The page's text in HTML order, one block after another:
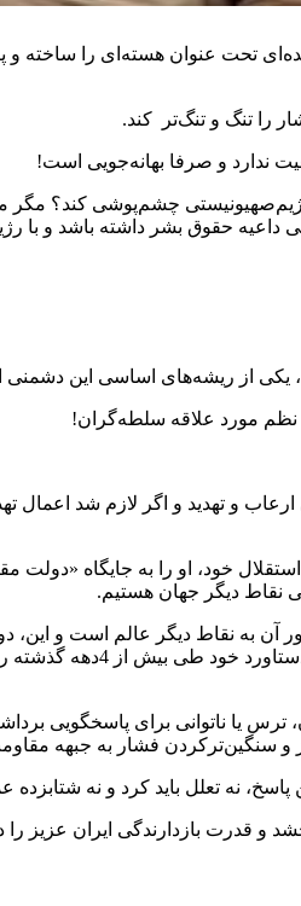
تحت عنوان هسته‌ای را ساخته و
را تنگ و تنگ‌تر کند.
ندارد و صرفا بهانه‌جویی است!
چشم‌پوشی کند؟
داعیه حقوق بشر داشته باشد و با
یکی از ریشه‌های اساسی این
نظم مورد علاقه سلطه‌گران!
و تهدید و اگر لازم شد اعمال
خود، او را به جایگاه «دولت
نقاط دیگر جهان هستیم.
آن به نقاط دیگر عالم است و این،
است. حال اگر این دولت مقاومت به هر دلیلی پا پس بکشد
یا ناتوانی برای پاسخگویی
سنگین‌ترکردن فشار به جبهه
نه تعلل باید کرد و نه شتابزده
و قدرت بازدارندگی ایران عزیز را